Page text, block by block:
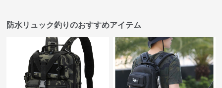
防水リュック釣りのおすすめアイテム